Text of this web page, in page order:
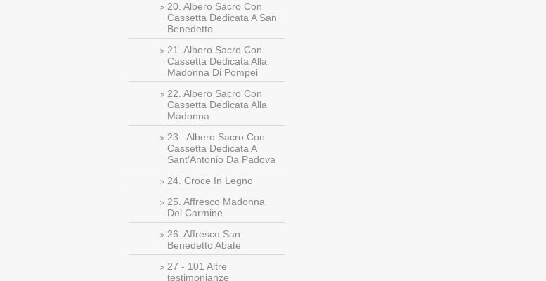
20. Albero Sacro Con
Cassetta Dedicata A San
Benedetto
21. Albero Sacro Con
Cassetta Dedicata Alla
Madonna Di Pompei
22. Albero Sacro Con
Cassetta Dedicata Alla
Madonna
23. Albero Sacro Con
Cassetta Dedicata A
Sant’Antonio Da Padova
24. Croce In Legno
25. Affresco Madonna
Del Carmine
26. Affresco San
Benedetto Abate
27 - 101 Altre
testimonianze